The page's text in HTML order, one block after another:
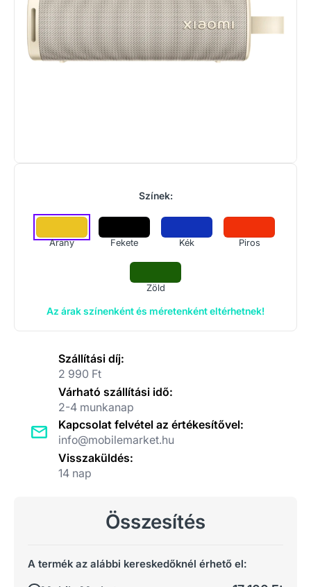
Színek:
Arany Fekete Kék Piros
Zöld
Az árak színenként és méretenként eltérhetnek!
Szállítási díj:
2 990 Ft
Várható szállítási idő:
2-4 munkanap
Kapcsolat felvétel az értékesítővel:
info@mobilemarket.hu
Visszaküldés:
14 nap
Összesítés
A termék az alábbi kereskedőknél érhető el: